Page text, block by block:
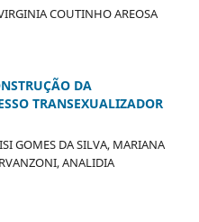
COUTINHO AREOSA
DA
TRANSEXUALIZADOR
GOMES DA SILVA, MARIANA
ANALIDIA